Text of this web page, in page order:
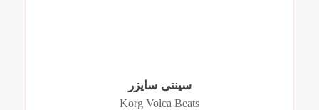
سینتی سایزر
Korg Volca Beats